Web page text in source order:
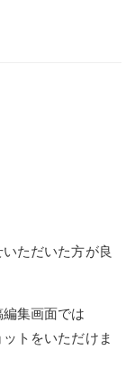
ただいた方が良
集画面では
トをいただけま